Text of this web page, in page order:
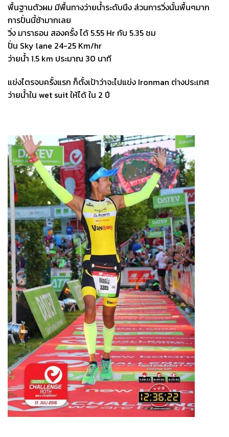
พื้นฐานตัวผม มีพื้นทางว่ายน้ำระดับนึง ส่วนการวิ่งนั้นพื้นๆมาก
การปั่นนี้ช้ามากเลย
วิ่ง มาราธอน สองครั้ง ได้ 5.55 Hr กับ 5.35 ชม
ปั่น Sky lane 24-25 Km/hr
ว่ายน้ำ 1.5 km ประมาณ 30 นาที
แข่งไตรจบครั้งแรก ก็ตั้งเป้าว่าจะไปแข่ง Ironman ต่างประเทศ
ว่ายน้ำใน wet suit ให้ได้ ใน 2 ปี